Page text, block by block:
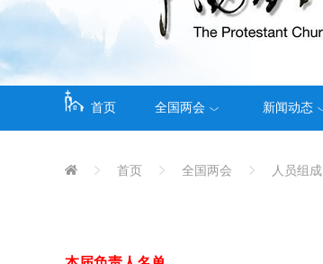
首页 全国两会 新闻动态
首页 全国两会 人员组成